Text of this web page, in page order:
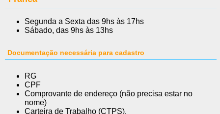
Segunda a Sexta das 9hs às 17hs
Sábado, das 9hs às 13hs
Documentação necessária para cadastro
RG
CPF
Comprovante de endereço (não precisa estar no
nome)
Carteira de Trabalho (CTPS).